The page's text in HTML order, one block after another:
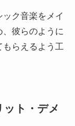
ク音楽をメイ
、彼らのように
らえるよう工
ット・デメ